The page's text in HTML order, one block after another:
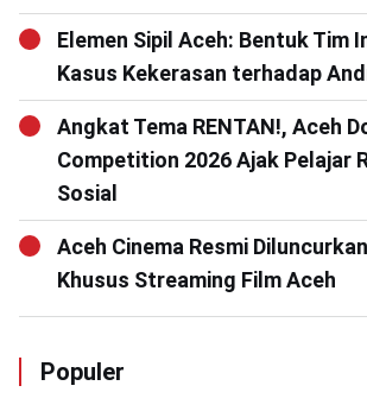
Elemen Sipil Aceh: Bentuk Tim
Kasus Kekerasan terhadap
Angkat Tema RENTAN!, Aceh
Competition 2026 Ajak Pelajar
Sosial
Aceh Cinema Resmi
Khusus Streaming Film Aceh
Populer